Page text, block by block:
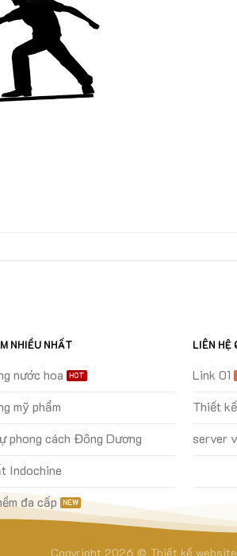
NHIỀU NHẤT
nước hoa
mỹ phẩm
phong cách Đông Dương
Indochine
đa cấp
LIÊN HỆ
Link 01
Thiết
server
Copyright 2026 © Thiết kế website